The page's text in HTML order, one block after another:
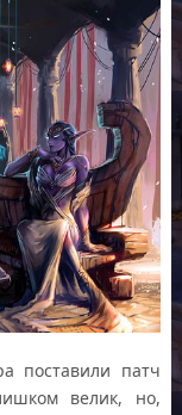
поставили патч
велик, но,